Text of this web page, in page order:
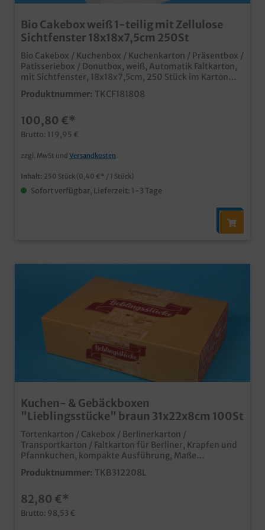
Bio Cakebox weiß 1-teilig mit Zellulose
Sichtfenster 18x18x7,5cm 250St
Bio Cakebox / Kuchenbox / Kuchenkarton / Präsentbox /
Patisseriebox / Donutbox, weiß, Automatik Faltkarton,
mit Sichtfenster, 18x18x7,5cm, 250 Stück im Karton
moderne und nachhaltige Faltbox aus Frischfaser
Papier platzsparender Automatikkarton, schnell
Deckel, für die perfekte Sicht auf die Produkte ideal für
Gebäck, Muffins, Donuts, Cupcakes, Pralinen, etc.
qualitative Lösung im anspruchsvollen Bäckerei- und
Konditoreibedarfbiologisch abbaubar Gern erstellen wir
Ihnen auch ein individuelle Angebot zu Ihrem Logo oder
Wunschdesign auf den Cakeboxen.
Produktnummer: TKCF181808
100,80 €*
Brutto: 119,95 €
zzgl. MwSt und Versandkosten
Inhalt: 250 Stück (0,40 €* / 1 Stück)
Sofort verfügbar, Lieferzeit: 1-3 Tage
Kuchen- & Gebäckboxen
"Lieblingsstücke" braun 31x22x8cm 100St
Tortenkarton / Cakebox / Berlinerkarton /
Transportkarton / Faltkarton für Berliner, Krapfen und
Pfannkuchen, kompakte Ausführung, Maße
31x22x8cm, 100 Stück im UmkartonPraktische und
stabile Transportlösung im Bäckereibedarf und
Fettbarriere und Papier aus zertifizierter
Forstwirtschaft kompakte Ausführung z.B. für bis zu 12
Pfannkuchen je Lage, je nach Größeauch geeignet für
Produktnummer: TKB312208L
82,80 €*
Brutto: 98,53 €